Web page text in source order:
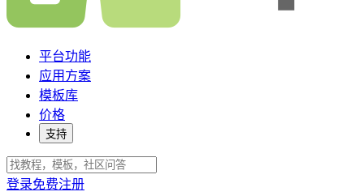
平台功能
应用方案
模板库
价格
支持
登录免费注册